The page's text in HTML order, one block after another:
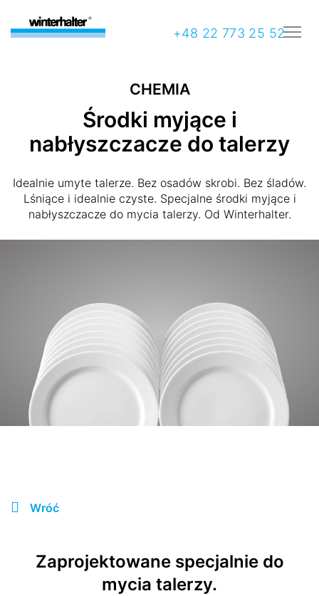
+48 22 773 25 52
CHEMIA
Środki myjące i
nabłyszczacze do talerzy
Idealnie umyte talerze. Bez osadów skrobi. Bez śladów.
Lśniące i idealnie czyste. Specjalne środki myjące i
nabłyszczacze do mycia talerzy. Od Winterhalter.
Wróć
Zaprojektowane specjalnie do
mycia talerzy.